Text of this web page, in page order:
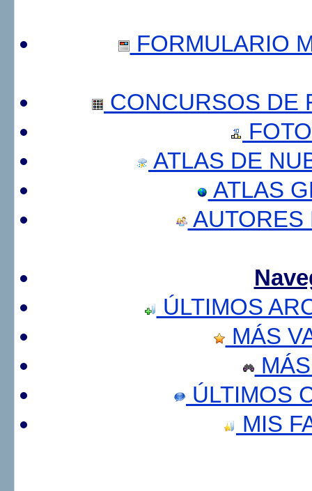
FORMULARIO
CONCURSOS DE
ATLAS DE
ATLAS
AUTORES
ÚLTIMOS
MÁS
ÚLTIMOS
MIS